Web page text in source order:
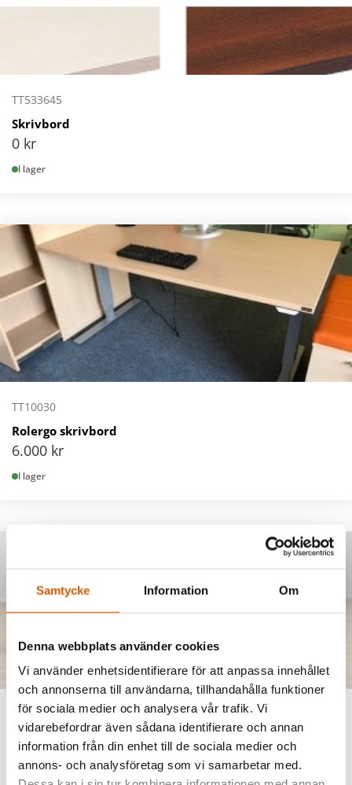
Samtycke Information Om
Denna webbplats använder cookies
Vi använder enhetsidentifierare för att anpassa innehållet
och annonserna till användarna, tillhandahålla funktioner
för sociala medier och analysera vår trafik. Vi
vidarebefordrar även sådana identifierare och annan
information från din enhet till de sociala medier och
annons- och analysföretag som vi samarbetar med.
TT533645
Skrivbord
0 kr
I lager
TT10030
Rolergo skrivbord
6.000 kr
I lager
TT121598
Skrivbord, efter dina behov..